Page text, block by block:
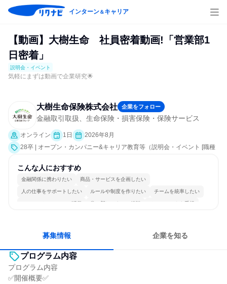
インターン＆キャリア
【動画】大樹生命 社員密着動画!「営業部1
日密着」
説明会・イベント
気軽にまずは動画で企業研究🌟
大樹生命保険株式会社 企業をフォロー
金融取引取扱、生命保険・損害保険・保険サービス
オンライン 1日
2026年8月
28卒 | オープン・カンパニー&キャリア教育等（説明会・イベント [職種
こんな人におすすめ
金融関係に携わりたい 商品・サービスを企画したい
人の仕事をサポートしたい ルールや制度を作りたい チームを統率したい
コミュニケーションが活発 常に新しいものに挑戦 チームワークを重視
募集情報 企業を知る
プログラム内容
プログラム内容
✅開催概要✅